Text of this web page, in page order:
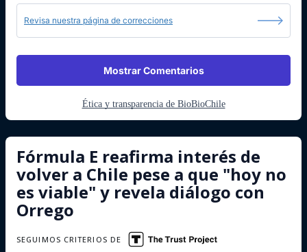
Revisa nuestra página de correcciones
Mostrar Comentarios
Ética y transparencia de BioBioChile
Fórmula E reafirma interés de
volver a Chile pese a que "hoy no
es viable" y revela diálogo con
Orrego
SEGUIMOS CRITERIOS DE